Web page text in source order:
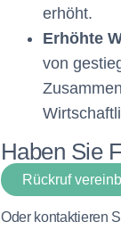
erhöht.
Erhöhte
von
Haben Sie
Rückruf
Oder kontaktieren